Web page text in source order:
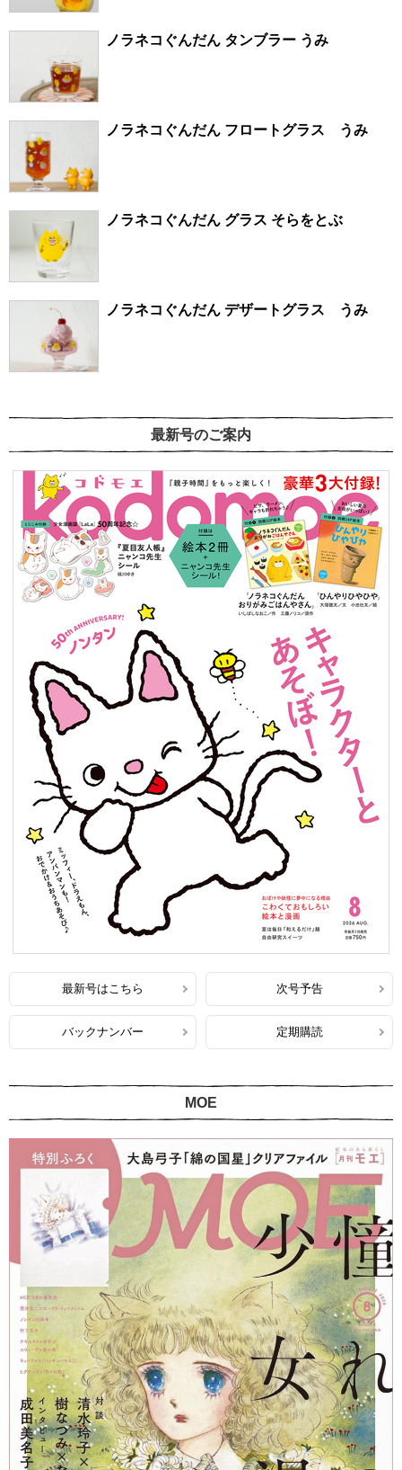
ノラネコぐんだん タンブラー うみ
ノラネコぐんだん フロートグラス うみ
ノラネコぐんだん グラス そらをとぶ
ノラネコぐんだん デザートグラス うみ
最新号のご案内
最新号はこちら 次号予告
バックナンバー 定期購読
MOE